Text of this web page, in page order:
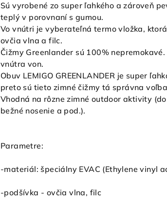
Sú vyrobené zo super ľahkého a zároveň
teplý v porovnaní s gumou.
Vo vnútri je vyberateľná termo vložka,
ovčia vlna a filc.
Čižmy Greenlander sú 100%
vnútra von.
Obuv LEMIGO GREENLANDER je super
preto sú tieto zimné čižmy tá správna
Vhodná na rôzne zimné outdoor aktivity
bežné nosenie a pod.).
Parametre:
-materiál: špeciálny EVAC (Ethylene vinyl
-podšívka - ovčia vlna, filc